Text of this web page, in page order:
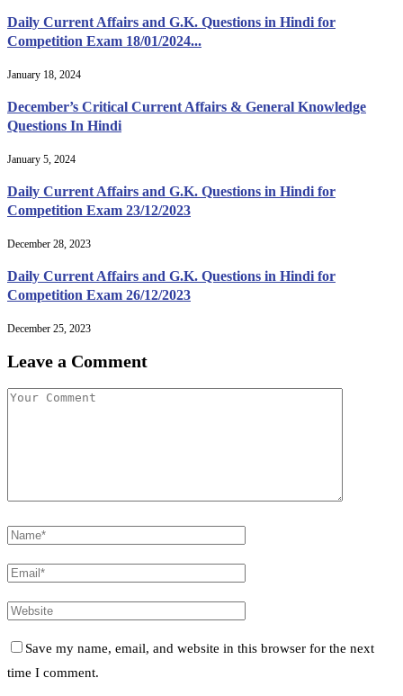
Daily Current Affairs and G.K. Questions in Hindi for
Competition Exam 18/01/2024...
January 18, 2024
December’s Critical Current Affairs & General Knowledge
Questions In Hindi
January 5, 2024
Daily Current Affairs and G.K. Questions in Hindi for
Competition Exam 23/12/2023
December 28, 2023
Daily Current Affairs and G.K. Questions in Hindi for
Competition Exam 26/12/2023
December 25, 2023
Leave a Comment
Save my name, email, and website in this browser for the next
time I comment.